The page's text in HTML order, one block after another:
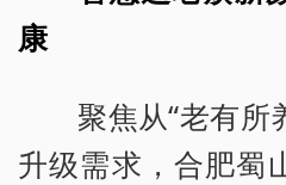
康
聚焦从“老有所
升级需求，合肥蜀